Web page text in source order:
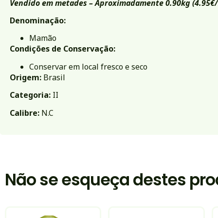
Vendido em metades – Aproximadamente 0.90kg
Denominação:
Mamão
Condições de Conservação:
Conservar em local fresco e seco
Origem: Brasil
Categoria: II
Calibre: N.C
Não se esqueça destes